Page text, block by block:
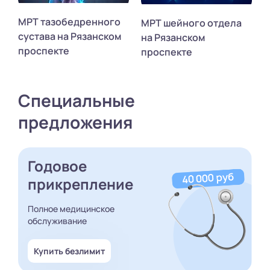
МРТ тазобедренного
сустава на Рязанском
проспекте
МРТ шейного отдела
на Рязанском
проспекте
Специальные
предложения
Годовое
прикрепление
Полное медицинское
обслуживание
Купить безлимит